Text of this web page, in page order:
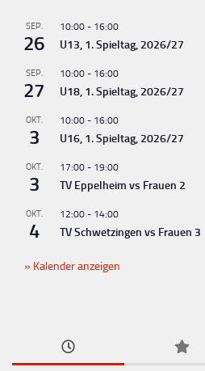
u
n
g
-
N
a
v
i
g
a
t
SEP.
26
10:00 - 16:00
U13, 1. Spieltag, 2026/27
SEP.
27
10:00 - 16:00
U18, 1. Spieltag, 2026/27
OKT.
3
10:00 - 16:00
U16, 1. Spieltag, 2026/27
OKT.
3
17:00 - 19:00
TV Eppelheim vs Frauen 2
OKT.
4
12:00 - 14:00
TV Schwetzingen vs Frauen 3
Kalender anzeigen